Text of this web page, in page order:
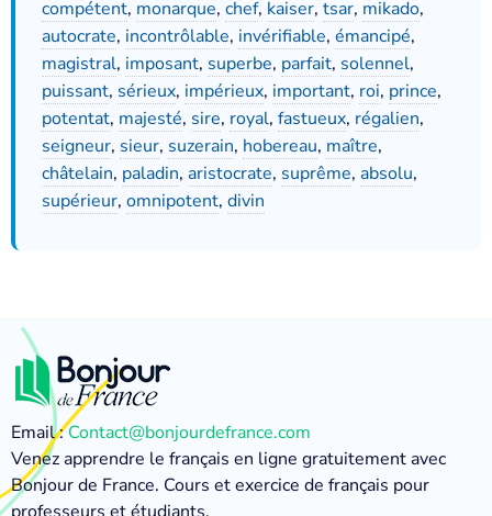
compétent, monarque, chef, kaiser, tsar, mikado,
autocrate, incontrôlable, invérifiable, émancipé,
magistral, imposant, superbe, parfait, solennel,
puissant, sérieux, impérieux, important, roi, prince,
potentat, majesté, sire, royal, fastueux, régalien,
seigneur, sieur, suzerain, hobereau, maître,
châtelain, paladin, aristocrate, suprême, absolu,
supérieur, omnipotent, divin
Email :Contact@bonjourdefrance.com
Venez apprendre le français en ligne gratuitement avec
Bonjour de France. Cours et exercice de français pour